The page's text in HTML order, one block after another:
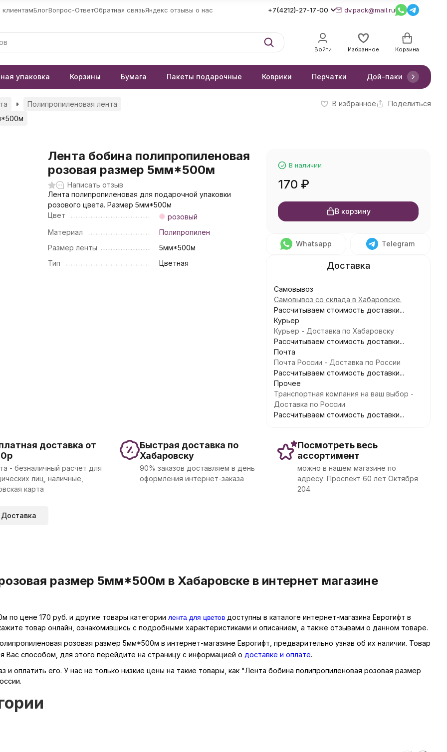
БлогВопрос-ОтветОбратная связьЯндекс отзывы о нас +7(4212)-27-17-00 dv.pack@mail.ru
Войти Избранное Корзина
упаковка Корзины Бумага Пакеты подарочные Коврики Перчатки Дой-паки
Полипропиленовая лента
В избранное Поделиться
Лента бобина полипропиленовая
розовая размер 5мм*500м
Написать отзыв
Лента полипропиленовая для подарочной упаковки
розового цвета. Размер 5мм*500м
Цвет
розовый
Материал
Полипропилен
Размер ленты
5мм*500м
Тип
Цветная
В наличии
170 ₽
В корзину
Whatsapp Telegram
Самовывоз
Самовывоз со склада в Хабаровске.
Рассчитываем стоимость доставки...
Курьер
Курьер - Доставка по Хабаровску
Рассчитываем стоимость доставки...
Почта
Почта России - Доставка по России
Рассчитываем стоимость доставки...
Прочее
Транспортная компания на ваш выбор -
Доставка по России
Рассчитываем стоимость доставки...
доставка от
- безналичный расчет для
лиц, наличные,
карта
Быстрая доставка по
Хабаровску
90% заказов доставляем в день
оформления интернет-заказа
Посмотреть весь
ассортимент
можно в нашем магазине по
адресу: Проспект 60 лет Октября
204
Доставка
размер 5мм*500м в Хабаровске в интернет магазине
по цене 170 руб. и другие товары категории лента для цветовдоступны в каталоге интернет-магазина Еврогифт в
товар онлайн, ознакомившись с подробными характеристиками и описанием, а также отзывами о данном товаре.
розовая размер 5мм*500м в интернет-магазине Еврогифт, предварительно узнав об их наличии. Товар
способом, для этого перейдите на страницу с информацией о доставке и оплате.
и оплатить его. У нас не только низкие цены на такие товары, как "Лента бобина полипропиленовая розовая размер